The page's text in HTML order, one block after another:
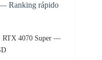
— Ranking rápido
RTX 4070 Super —